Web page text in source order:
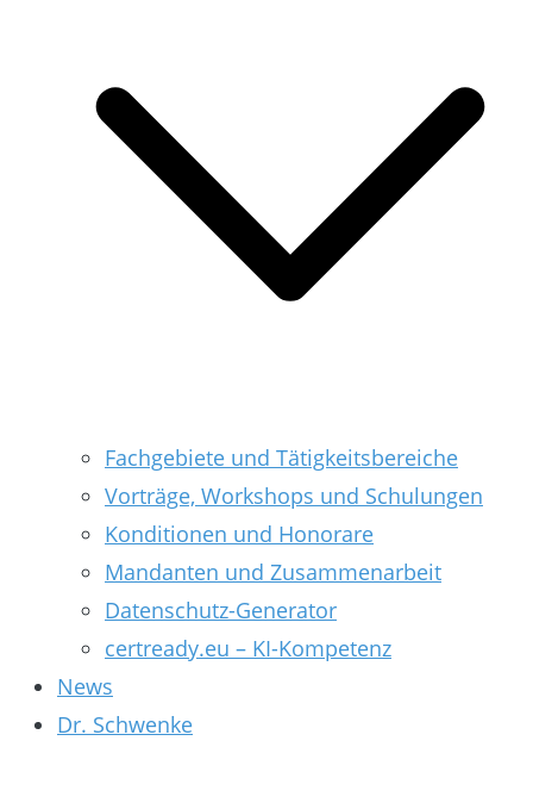
Fachgebiete und Tätigkeitsbereiche
Vorträge, Workshops und Schulungen
Konditionen und Honorare
Mandanten und Zusammenarbeit
Datenschutz-Generator
certready.eu – KI-Kompetenz
News
Dr. Schwenke